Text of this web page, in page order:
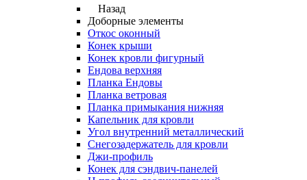
Назад
Доборные элементы
Откос оконный
Конек крыши
Конек кровли фигурный
Ендова верхняя
Планка Ендовы
Планка ветровая
Планка примыкания нижняя
Капельник для кровли
Угол внутренний металлический
Снегозадержатель для кровли
Джи-профиль
Конек для сэндвич-панелей